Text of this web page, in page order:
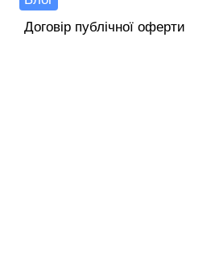
Договір публічної оферти